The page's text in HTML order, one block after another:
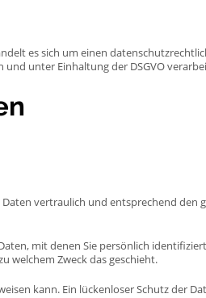
es sich um einen
und unter Einhaltung der DSGVO
vertraulich und entsprechend den
mit denen Sie persönlich
welchem Zweck das geschieht.
kann. Ein lückenloser Schutz der